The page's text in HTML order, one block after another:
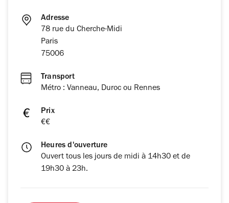
Adresse
78 rue du Cherche-Midi
Paris
75006
Transport
Métro : Vanneau, Duroc ou Rennes
Prix
€€
Heures d'ouverture
Ouvert tous les jours de midi à 14h30 et de
19h30 à 23h.